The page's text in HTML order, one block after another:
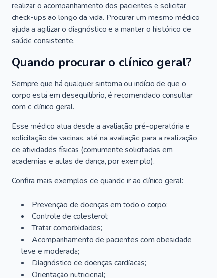
realizar o acompanhamento dos pacientes e solicitar
check-ups ao longo da vida. Procurar um mesmo médico
ajuda a agilizar o diagnóstico e a manter o histórico de
saúde consistente.
Quando procurar o clínico geral?
Sempre que há qualquer sintoma ou indício de que o
corpo está em desequilíbrio, é recomendado consultar
com o clínico geral.
Esse médico atua desde a avaliação pré-operatória e
solicitação de vacinas, até na avaliação para a realização
de atividades físicas (comumente solicitadas em
academias e aulas de dança, por exemplo).
Confira mais exemplos de quando ir ao clínico geral:
Prevenção de doenças em todo o corpo;
Controle de colesterol;
Tratar comorbidades;
Acompanhamento de pacientes com obesidade
leve e moderada;
Diagnóstico de doenças cardíacas;
Orientação nutricional;